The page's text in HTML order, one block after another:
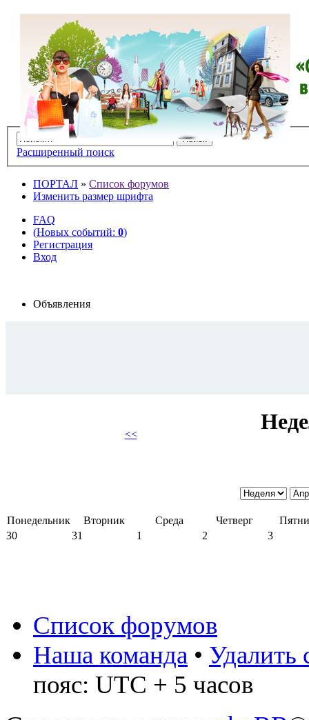
Расширенный поиск
ПОРТАЛ » Список форумов
Изменить размер шрифта
FAQ
(Новых событий: 0)
Регистрация
Вход
Объявления
<<
Понедельник Вторник Среда Четверг
30
31 1 2 3
Список форумов
Наша команда • Удалить
пояс: UTC + 5 часов